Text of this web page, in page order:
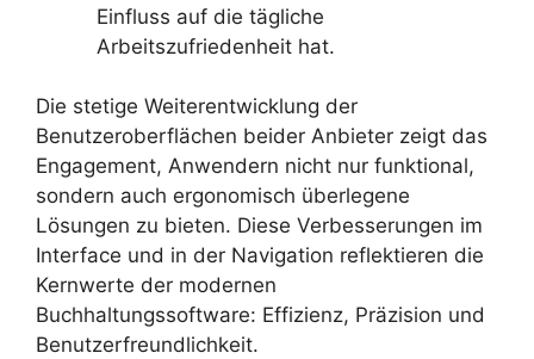
Einfluss auf die tägliche
Arbeitszufriedenheit hat.
Die stetige Weiterentwicklung der
Benutzeroberflächen beider Anbieter zeigt das
Engagement, Anwendern nicht nur funktional,
sondern auch ergonomisch überlegene
Lösungen zu bieten. Diese Verbesserungen im
Interface und in der Navigation reflektieren die
Kernwerte der modernen
Buchhaltungssoftware: Effizienz, Präzision und
Benutzerfreundlichkeit.